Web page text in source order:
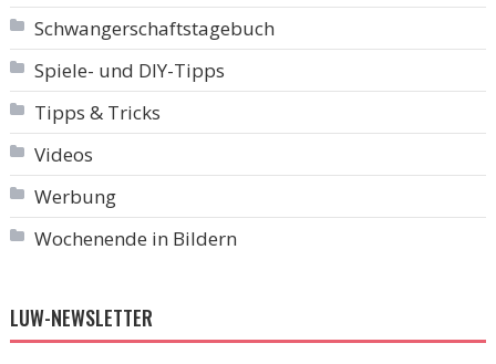
Schwangerschaftstagebuch
Spiele- und DIY-Tipps
Tipps & Tricks
Videos
Werbung
Wochenende in Bildern
LUW-NEWSLETTER